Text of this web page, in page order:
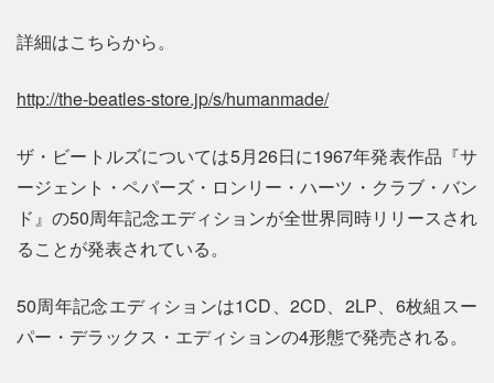
詳細はこちらから。
http://the-beatles-store.jp/s/humanmade/
ザ・ビートルズについては5月26日に1967年発表作品『サ
ージェント・ペパーズ・ロンリー・ハーツ・クラブ・バン
ド』の50周年記念エディションが全世界同時リリースされ
ることが発表されている。
50周年記念エディションは1CD、2CD、2LP、6枚組スー
パー・デラックス・エディションの4形態で発売される。